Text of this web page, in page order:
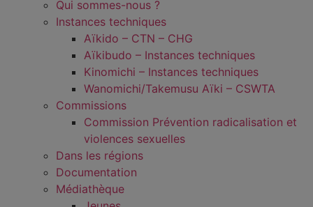
Qui sommes-nous ?
Instances techniques
Aïkido – CTN – CHG
Aïkibudo – Instances techniques
Kinomichi – Instances techniques
Wanomichi/Takemusu Aïki – CSWTA
Commissions
Commission Prévention radicalisation et
violences sexuelles
Dans les régions
Documentation
Médiathèque